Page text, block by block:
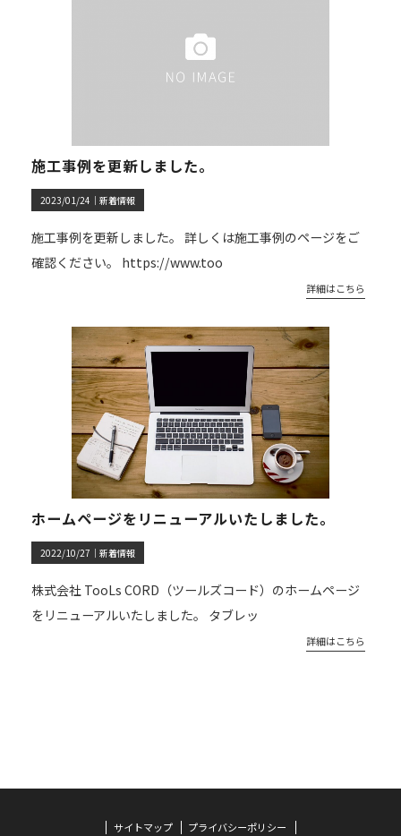
施工事例を更新しました。
2023/01/24｜ 新着情報
施工事例を更新しました。 詳しくは施工事例のページをご
確認ください。 https://www.too
詳細はこちら
ホームページをリニューアルいたしました。
2022/10/27｜ 新着情報
株式会社 TooLs CORD（ツールズコード）のホームページ
をリニューアルいたしました。 タブレッ
詳細はこちら
サイトマップ プライバシーポリシー